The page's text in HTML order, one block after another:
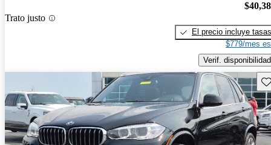
Trato justo
El precio incluye tasas
$779/mes
Verif. disponibilidad